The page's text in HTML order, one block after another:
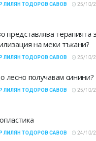
ЛИЛЯН ТОДОРОВ САВОВ 25/10/
представлява терапията
на меки тъкани?
ЛИЛЯН ТОДОРОВ САВОВ 25/10/
лесно получавам синини?
ЛИЛЯН ТОДОРОВ САВОВ 25/10/
ЛИЛЯН ТОДОРОВ САВОВ 24/10/